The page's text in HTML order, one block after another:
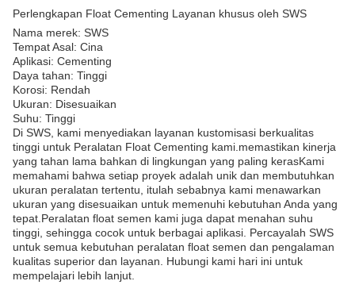
Perlengkapan Float Cementing Layanan khusus oleh SWS
Nama merek: SWS
Tempat Asal: Cina
Aplikasi: Cementing
Daya tahan: Tinggi
Korosi: Rendah
Ukuran: Disesuaikan
Suhu: Tinggi
Di SWS, kami menyediakan layanan kustomisasi berkualitas
tinggi untuk Peralatan Float Cementing kami.memastikan kinerja
yang tahan lama bahkan di lingkungan yang paling kerasKami
memahami bahwa setiap proyek adalah unik dan membutuhkan
ukuran peralatan tertentu, itulah sebabnya kami menawarkan
ukuran yang disesuaikan untuk memenuhi kebutuhan Anda yang
tepat.Peralatan float semen kami juga dapat menahan suhu
tinggi, sehingga cocok untuk berbagai aplikasi. Percayalah SWS
untuk semua kebutuhan peralatan float semen dan pengalaman
kualitas superior dan layanan. Hubungi kami hari ini untuk
mempelajari lebih lanjut.